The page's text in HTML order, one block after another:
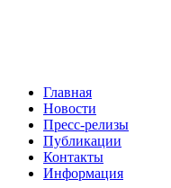
Главная
Новости
Пресс-релизы
Публикации
Контакты
Информация